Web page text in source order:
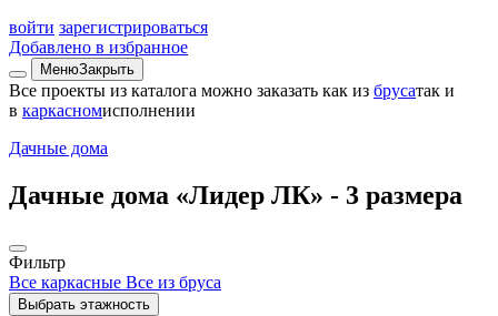
войти зарегистрироваться
Добавлено в избранное
МенюЗакрыть
Все проекты из каталога можно заказать как из брусатак и
в каркасномисполнении
Дачные дома
Дачные дома «Лидер ЛК» - 3 размера
Фильтр
Все каркасные Все из бруса
Выбрать этажность